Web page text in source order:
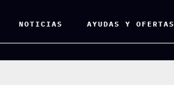
NOTICIAS AYUDAS Y OFERTAS